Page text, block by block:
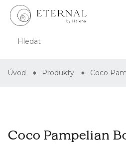
Úvod Produkty Coco
Coco Pampelian